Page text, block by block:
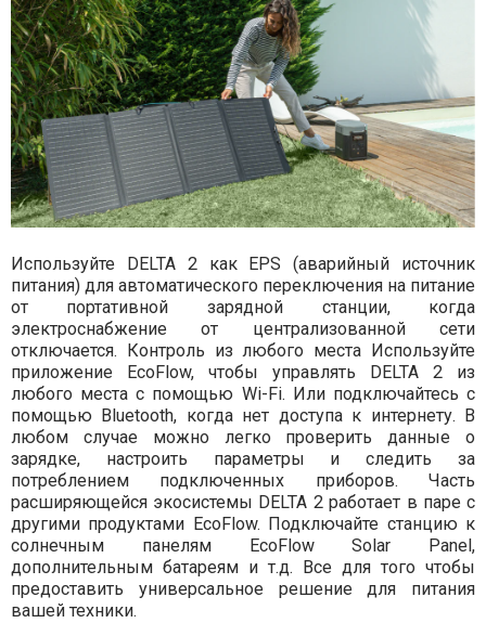
Используйте DELTA 2 как EPS (аварийный источник
питания) для автоматического переключения на питание
от портативной зарядной станции, когда
электроснабжение от централизованной сети
отключается. Контроль из любого места Используйте
приложение EcoFlow, чтобы управлять DELTA 2 из
любого места с помощью Wi-Fi. Или подключайтесь с
помощью Bluetooth, когда нет доступа к интернету. В
любом случае можно легко проверить данные о
зарядке, настроить параметры и следить за
потреблением подключенных приборов. Часть
расширяющейся экосистемы DELTA 2 работает в паре с
другими продуктами EcoFlow. Подключайте станцию к
солнечным панелям EcoFlow Solar Panel,
дополнительным батареям и т.д. Все для того чтобы
предоставить универсальное решение для питания
вашей техники.